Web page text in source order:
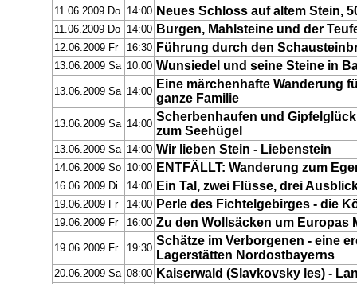
11.06.2009 Do 14:00 Neues Schloss auf altem Stein,
11.06.2009 Do 14:00 Burgen, Mahlsteine und der
12.06.2009 Fr 16:30 Führung durch den
13.06.2009 Sa 10:00 Wunsiedel und seine Steine in
13.06.2009 Sa 14:00
Eine märchenhafte Wanderung
ganze Familie
13.06.2009 Sa 14:00
Scherbenhaufen und
zum Seehügel
13.06.2009 Sa 14:00 Wir lieben Stein - Liebenstein
14.06.2009 So 10:00 ENTFÄLLT: Wanderung zum
16.06.2009 Di 14:00 Ein Tal, zwei Flüsse, drei
19.06.2009 Fr 14:00 Perle des Fichtelgebirges - die
19.06.2009 Fr 16:00 Zu den Wollsäcken um Europas
19.06.2009 Fr 19:30
Schätze im Verborgenen - eine
Lagerstätten Nordostbayerns
20.06.2009 Sa 08:00 Kaiserwald (Slavkovsky les) -